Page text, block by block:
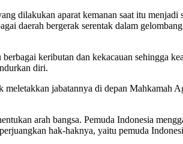
dilakukan aparat kemanan saat itu
daerah bergerak serentak dalam
keributan dan kekacauan sehingga
diri.
meletakkan jabatannya di depan
arah bangsa. Pemuda Indonesia
hak-haknya, yaitu pemuda